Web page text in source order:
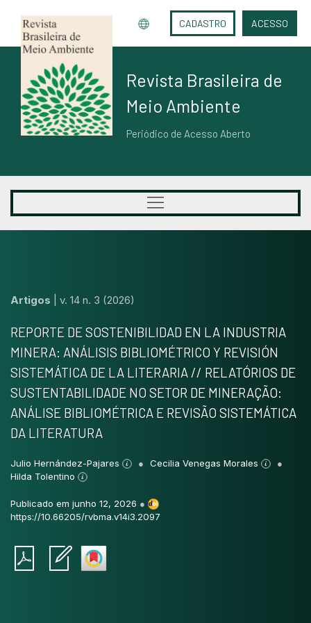
CADASTRO ACESSO
Revista Brasileira de
Meio Ambiente
Periódico de Acesso Aberto
Artigos v. 14 n. 3 (2026)
REPORTE DE SOSTENIBILIDAD EN LA INDUSTRIA
MINERA: ANÁLISIS BIBLIOMÉTRICO Y REVISIÓN
SISTEMÁTICA DE LA LITERARIA // RELATÓRIOS DE
SUSTENTABILIDADE NO SETOR DE MINERAÇÃO:
ANÁLISE BIBLIOMÉTRICA E REVISÃO SISTEMÁTICA
DA LITERATURA
Julio Hernández-Pajares
Cecilia Venegas Morales
Hilda Tolentino
Publicado em junho 12, 2026 ●
https://10.66205/rvbma.v14i3.2097